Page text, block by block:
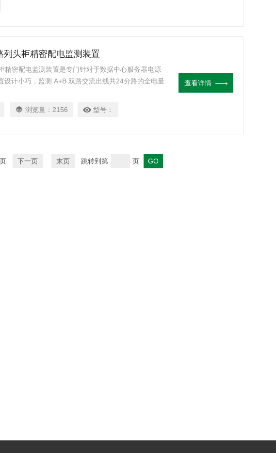
列头柜精密配电监测装置
精密配电监测装置是专门针对于数据中心服务器电源
设计小巧，监测 A+B 双路交流出线共24分路的全电量
浏览量： 2156 型号：
查看详情
下一页 末页 跳转到第 页